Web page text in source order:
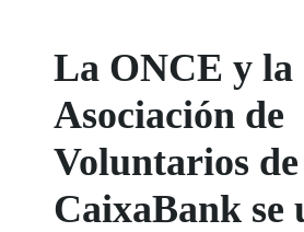
La ONCE y la
Asociación de
Voluntarios de
CaixaBank se